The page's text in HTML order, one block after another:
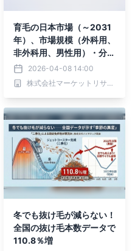
育毛の日本市場（～2031
年）、市場規模（外科用、
非外科用、男性用）・分析
レポートを発表
2026-04-08 14:00
株式会社マーケットリサーチセンター
冬でも抜け毛が減らない！
全国の抜け毛本数データで
110.8％増